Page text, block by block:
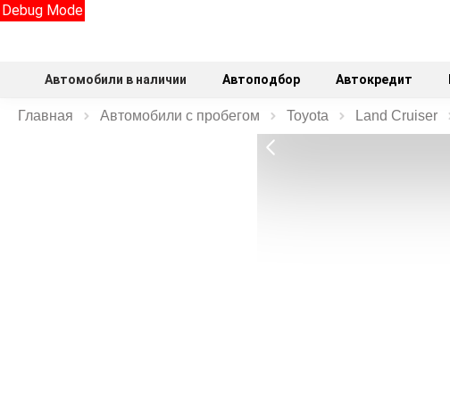
Debug Mode
Автомобили в наличии Автоподбор Автокредит
Главная Автомобили с пробегом Toyota Land Cruiser